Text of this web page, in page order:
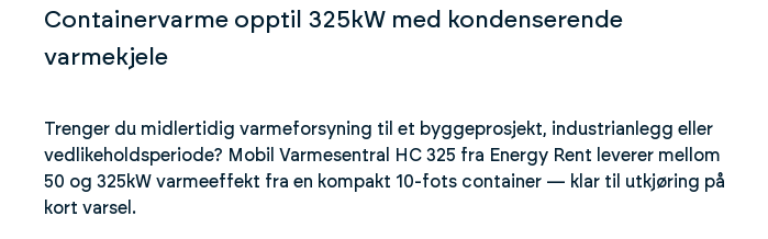
Containervarme opptil 325kW med kondenserende
varmekjele
Trenger du midlertidig varmeforsyning til et byggeprosjekt, industrianlegg eller
vedlikeholdsperiode? Mobil Varmesentral HC 325 fra Energy Rent leverer mellom
50 og 325kW varmeeffekt fra en kompakt 10-fots container — klar til utkjøring på
kort varsel.